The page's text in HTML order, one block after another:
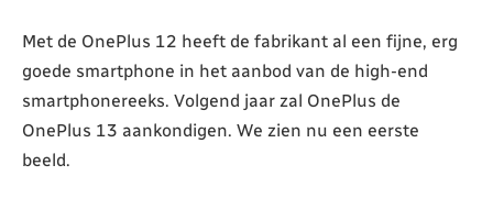
Met de OnePlus 12 heeft de fabrikant al een fijne, erg
goede smartphone in het aanbod van de high-end
smartphonereeks. Volgend jaar zal OnePlus de
OnePlus 13 aankondigen. We zien nu een eerste
beeld.